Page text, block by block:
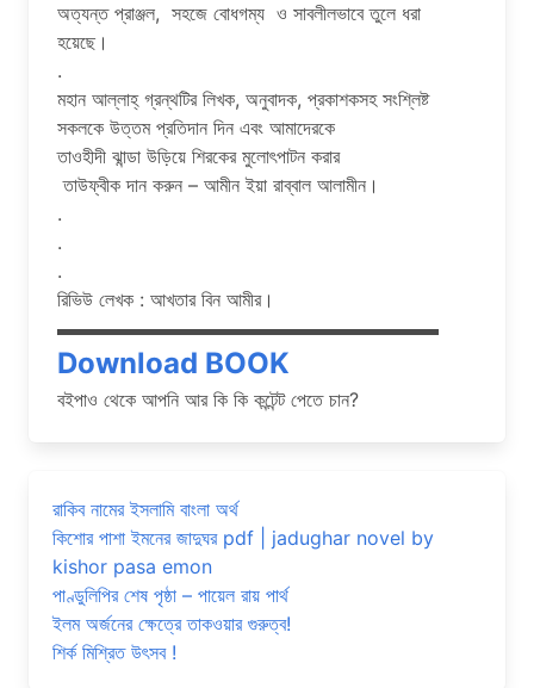
অত্যন্ত প্রাঞ্জল, সহজে বোধগম্য ও সাবলীলভাবে তুলে ধরা
হয়েছে।
.
মহান আল্লাহ্ গ্রন্থটির লিখক, অনুবাদক, প্রকাশকসহ সংশ্লিষ্ট
সকলকে উত্তম প্রতিদান দিন এবং আমাদেরকে
তাওহীদী ঝান্ডা উড়িয়ে শিরকের মুলোৎপাটন করার
তাউফ্বীক দান করুন – আমীন ইয়া রাব্বাল আলামীন।
.
.
.
রিভিউ লেখক : আখতার বিন আমীর।
▬▬▬▬▬▬▬▬▬▬▬▬▬▬▬▬▬▬▬▬
Download BOOK
বইপাও থেকে আপনি আর কি কি কন্টেন্ট পেতে চান?
রাকিব নামের ইসলামি বাংলা অর্থ
কিশোর পাশা ইমনের জাদুঘর pdf | jadughar novel by
kishor pasa emon
পাণ্ডুলিপির শেষ পৃষ্ঠা – পায়েল রায় পার্থ
ইলম অর্জনের ক্ষেত্রে তাকওয়ার গুরুত্ব!
শির্ক মিশ্রিত উৎসব !